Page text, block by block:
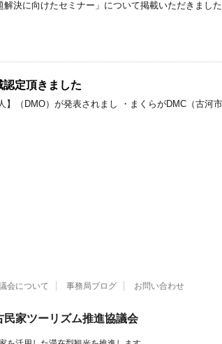
決に向けたセミナー」について掲載いただきまし
認定頂きました
】（DMO）が発表されまし ・まくらがDMC（古河
会について 事務局ブログ お問い合わせ
民家ツーリズム推進協議会